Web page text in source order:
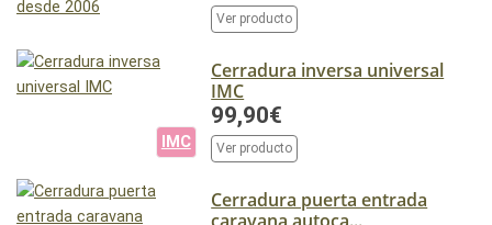
Ver producto
IMC
Cerradura inversa universal
IMC
99,90€
Ver producto
Cerradura puerta entrada